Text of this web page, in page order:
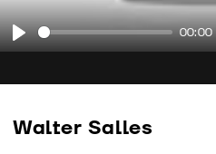
Play
00:00
Walter Salles